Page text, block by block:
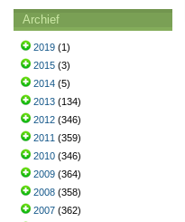
Archief
2019 (1)
2015 (3)
2014 (5)
2013 (134)
2012 (346)
2011 (359)
2010 (346)
2009 (364)
2008 (358)
2007 (362)